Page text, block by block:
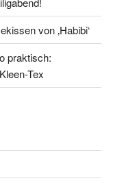
von ‚Habibi‘
praktisch:
Tex